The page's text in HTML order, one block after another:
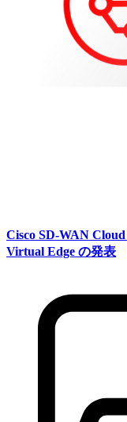
Cisco SD-WAN
Virtual Edge の発表